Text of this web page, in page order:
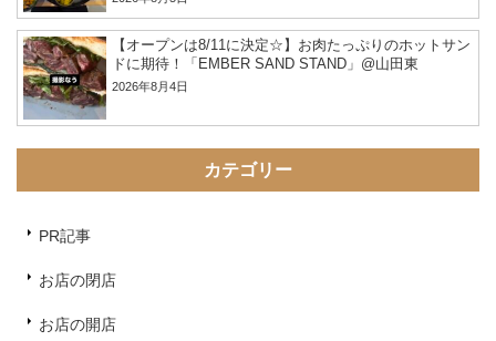
【オープンは8/11に決定☆】お肉たっぷりのホットサン
ドに期待！「EMBER SAND STAND」@山田東
2026年8月4日
カテゴリー
PR記事
お店の閉店
お店の開店